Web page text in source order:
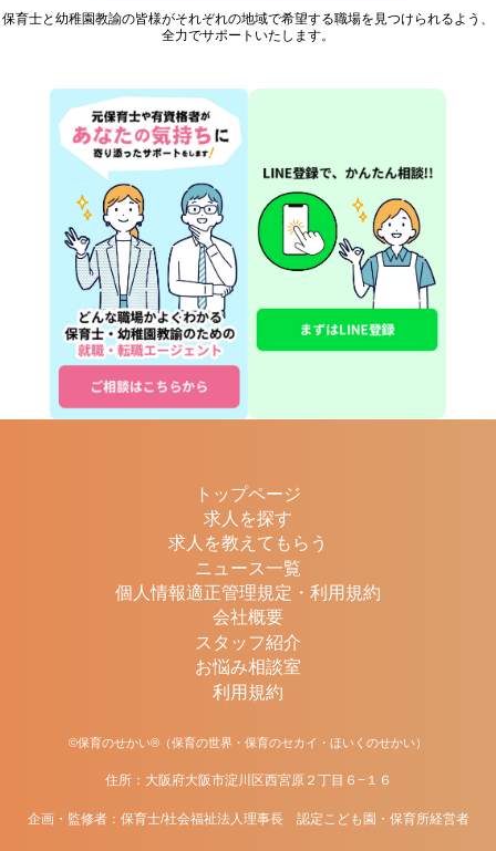
保育士と幼稚園教諭の皆様がそれぞれの地域で希望する職場を見つけられるよう、
全力でサポートいたします。
トップページ
求人を探す
求人を教えてもらう
ニュース一覧
個人情報適正管理規定・利用規約
会社概要
スタッフ紹介
お悩み相談室
利用規約
©保育のせかい®（保育の世界・保育のセカイ・ほいくのせかい）
住所：大阪府大阪市淀川区西宮原２丁目６−１６
企画・監修者：保育士/社会福祉法人理事長 認定こども園・保育所経営者